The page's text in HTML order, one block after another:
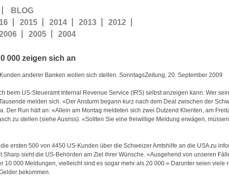
BLOG
2015 2014 2013
2012
2005 2004
000 zeigen sich an
anderer Banken wollen sich stellen. SonntagsZeitung, 20. September 2009
beim US-Steueramt Internal Revenue Service (IRS) selbst anzeigen kann: Wer
melden sich. «Der Ansturm begann kurz nach dem Deal zwischen der
Der Run hält an: «Allein am Montag meldeten sich zwei Dutzend Klienten, am
zu stellen (siehe Ausriss). «Sollten Sie eine freiwillige Meldung erwägen,
ersten 500 von 4450 US-Kunden über die Schweizer Amtshilfe an die USA zu
sieht die US-Behörden am Ziel ihrer Wünsche. «Ausgehend von unseren
10 000 Meldungen, vielleicht sind es sogar mehr als 20 000.» Darunter seien viele
bekommen.